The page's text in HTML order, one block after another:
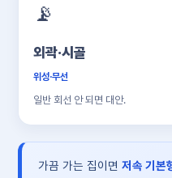
📡
외곽·시골
위성·무선
일반 회선 안 되면 대안.
가끔 가는 집이면 저속 기본